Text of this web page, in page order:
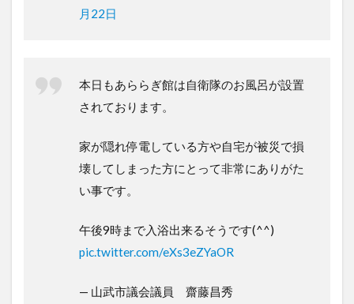
月22日
本日もあららぎ館は自衛隊のお風呂が設置
されております。
家が隠れ停電している方や自宅が被災で損
壊してしまった方にとって非常にありがた
い事です。
午後9時まで入浴出来るそうです(^^)
pic.twitter.com/eXs3eZYaOR
— 山武市議会議員 齋藤昌秀